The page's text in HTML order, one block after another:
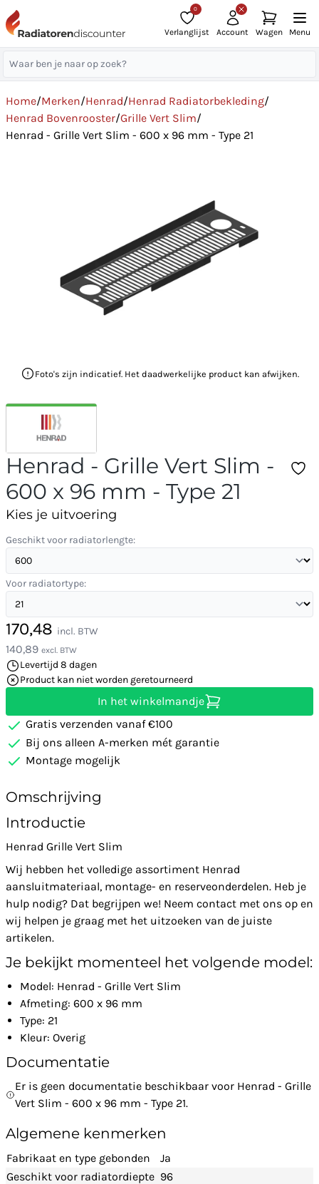
0
Verlanglijst Account Wagen Menu
Home/Merken/Henrad/Henrad Radiatorbekleding/
Henrad Bovenrooster/Grille Vert Slim/
Henrad - Grille Vert Slim - 600 x 96 mm - Type 21
Foto's zijn indicatief. Het daadwerkelijke product kan afwijken.
Henrad - Grille Vert Slim -
600 x 96 mm - Type 21
Kies je uitvoering
Geschikt voor radiatorlengte:
Voor radiatortype:
170,48 incl. BTW
140,89 excl. BTW
Levertijd 8 dagen
Product kan niet worden geretourneerd
In het winkelmandje
Gratis verzenden vanaf €100
Bij ons alleen A-merken mét garantie
Montage mogelijk
Omschrijving
Introductie
Henrad Grille Vert Slim
Wij hebben het volledige assortiment Henrad
aansluitmateriaal, montage- en reserveonderdelen. Heb je
hulp nodig? Dat begrijpen we! Neem contact met ons op en
wij helpen je graag met het uitzoeken van de juiste
artikelen.
Je bekijkt momenteel het volgende model:
Model: Henrad - Grille Vert Slim
Afmeting: 600 x 96 mm
Type: 21
Kleur: Overig
Documentatie
Er is geen documentatie beschikbaar voor Henrad - Grille
Vert Slim - 600 x 96 mm - Type 21.
Algemene kenmerken
Fabrikaat en type gebonden
Ja
Geschikt voor radiatordiepte 96